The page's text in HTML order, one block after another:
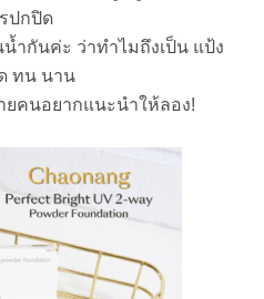
ปกปิด
ำกันค่ะ ว่าทำไมถึงเป็น แป้ง
ทน นาน
ยคนอยากแนะนำให้ลอง!